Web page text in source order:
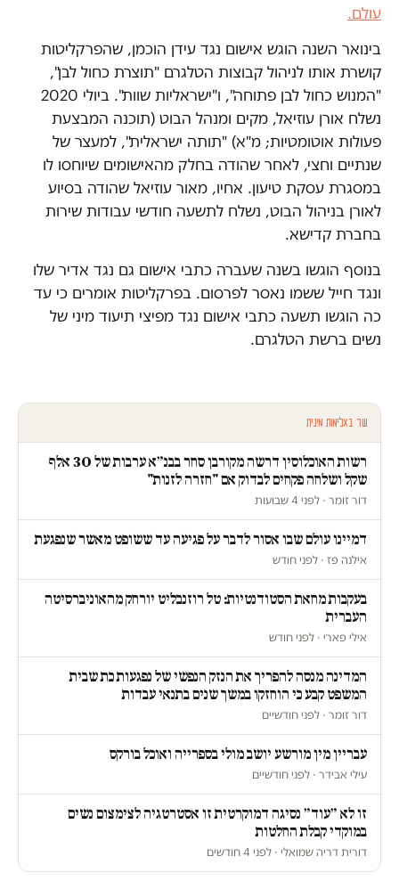
עולם.
בינואר השנה הוגש אישום נגד עידן הוכמן, שהפרקליטות
קושרת אותו לניהול קבוצות הטלגרם "תוצרת כחול לבן",
"המנוש כחול לבן פתוחה", ו"ישראליות שוות". ביולי 2020
נשלח אורן עוזיאל, מקים ומנהל הבוט (תוכנה המבצעת
פעולות אוטומטיות; מ"א) "תותה ישראלית", למעצר של
שנתיים וחצי, לאחר שהודה בחלק מהאישומים שיוחסו לו
במסגרת עסקת טיעון. אחיו, מאור עוזיאל שהודה בסיוע
לאורן בניהול הבוט, נשלח לתשעה חודשי עבודות שירות
בחברת קדישא.
בנוסף הוגשו בשנה שעברה כתבי אישום גם נגד אדיר שלו
ונגד חייל ששמו נאסר לפרסום. בפרקליטות אומרים כי עד
כה הוגשו תשעה כתבי אישום נגד מפיצי תיעוד מיני של
נשים ברשת הטלגרם.
עוד באלימות מינית
רשות האוכלוסין דרשה מקורבן סחר בבנ״א ערבות של 30 אלף
שקל ושלחה פקחים לבדוק אם "חזרה לזנות"
דור זומר · לפני 4 שבועות
דמיינו עולם שבו אסור לדבר על פגיעה עד ששופט מאשר שנפגעת
אילנה פז · לפני חודש
בעקבות מחאת הסטודנטיות: טל רוזנבליט יורחק מהאוניברסיטה
העברית
אילי פארי · לפני חודש
המדינה מנסה להפריך את הנזק הנפשי של נפגעות כת שבית
המשפט קבע כי הוחזקו במשך שנים בתנאי עבדות
דור זומר · לפני חודשיים
עבריין מין מורשע יושב מולי בספרייה ואוכל בורקס
עילי אבידר · לפני חודשיים
זו לא ״עוד״ נסיגה דמוקרטית זו אסטרטגיה לצימצום נשים
במוקדי קבלת החלטות
דורית דריה שמואלי · לפני 4 חודשים